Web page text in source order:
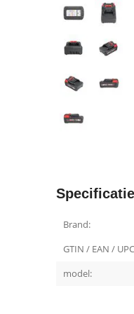
Brand:
GTIN / EAN /
model: